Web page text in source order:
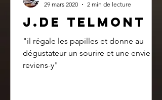
j.DE TELMONT
"il régale les papilles et donne au
dégustateur un sourire et une envie de
reviens-y"
29 mars 2020
2 min de lecture